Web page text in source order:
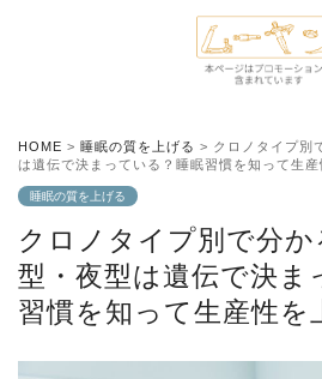
HOME > 睡眠の質を上げる > クロノタイプ別
は遺伝で決まっている？睡眠習慣を知って生産
睡眠の質を上げる
クロノタイプ別で分か
型・夜型は遺伝で決ま
習慣を知って生産性を